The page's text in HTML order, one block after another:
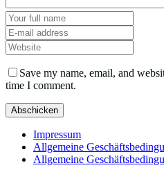
Save my name, email, and
time I comment.
Impressum
Allgemeine
Allgemeine